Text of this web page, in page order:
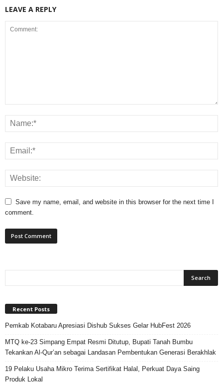
LEAVE A REPLY
Save my name, email, and website in this browser for the next time I
comment.
Recent Posts
Pemkab Kotabaru Apresiasi Dishub Sukses Gelar HubFest 2026
MTQ ke-23 Simpang Empat Resmi Ditutup, Bupati Tanah Bumbu
Tekankan Al-Qur’an sebagai Landasan Pembentukan Generasi Berakhlak
19 Pelaku Usaha Mikro Terima Sertifikat Halal, Perkuat Daya Saing
Produk Lokal